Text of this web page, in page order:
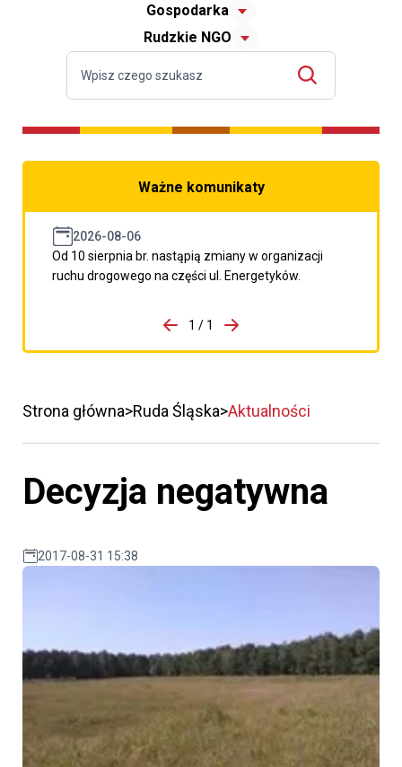
Gospodarka
Rudzkie NGO
Ważne komunikaty
2026-08-06
Od 10 sierpnia br. nastąpią zmiany w organizacji
ruchu drogowego na części ul. Energetyków.
porzpedniego komunikatu
1 / 1
Przejdź do następnego
Strona główna Ruda Śląska Aktualności
Decyzja negatywna
2017-08-31 15:38